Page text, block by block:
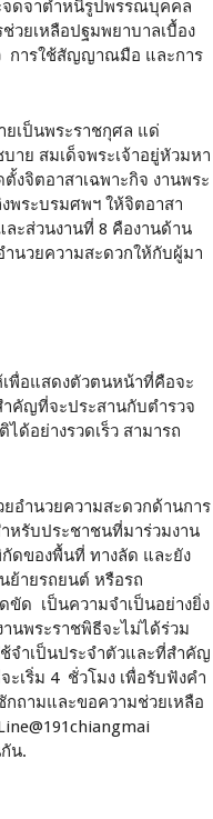
จดจาตำหนิรูปพรรณบุคคล
วยเหลือปฐมพยาบาลเบื้อง
การใช้สัญญาณมือ และการ
ยเป็นพระราชกุศล แด่
าย สมเด็จพระเจ้าอยู่หัวมหา
งจิตอาสาเฉพาะกิจ งานพระ
พระบรมศพฯ ให้จิตอาสา
ะส่วนงานที่ 8 คืองานด้าน
นวยความสะดวกให้กับผู้มา
พื่อแสดงตัวตนหน้าที่คือจะ
คัญที่จะประสานกับตำรวจ
ด้อย่างรวดเร็ว สามารถ
อำนวยความสะดวกด้านการ
หรับประชาชนที่มาร่วมงาน
ดของพื้นที่ ทางลัด และยัง
ย้ายรถยนต์ หรือรถ
ขัด เป็นความจำเป็นอย่างยิ่ง
นพระราชพิธีจะไม่ได้ร่วม
จำเป็นประจำตัวและที่สำคัญ
เริ่ม 4 ชั่วโมง เพื่อรับฟังคำ
ถามและขอความช่วยเหลือ
น.